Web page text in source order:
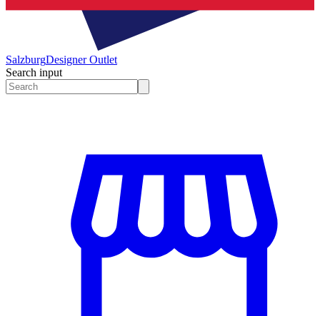
SalzburgDesigner Outlet
Search input